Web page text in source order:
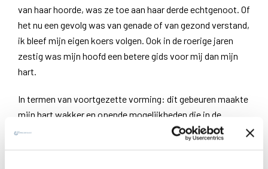
van haar hoorde, was ze toe aan haar derde echtgenoot. Of
het nu een gevolg was van genade of van gezond verstand,
ik bleef mijn eigen koers volgen. Ook in de roerige jaren
zestig was mijn hoofd een betere gids voor mij dan mijn
hart.
In termen van voortgezette vorming: dit gebeuren maakte
mijn hart wakker en opende mogelijkheden die in de
formele vorming van het noviciaat en daarna niet verkend